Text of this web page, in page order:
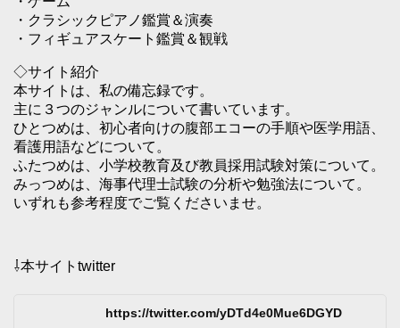
・クラシックピアノ鑑賞＆演奏
・フィギュアスケート鑑賞＆観戦
◇サイト紹介
本サイトは、私の備忘録です。
主に３つのジャンルについて書いています。
ひとつめは、初心者向けの腹部エコーの手順や医学用語、
看護用語などについて。
ふたつめは、小学校教育及び教員採用試験対策について。
みっつめは、海事代理士試験の分析や勉強法について。
いずれも参考程度でご覧くださいませ。
⇩本サイトtwitter
https://twitter.com/yDTd4e0Mue6DGYD